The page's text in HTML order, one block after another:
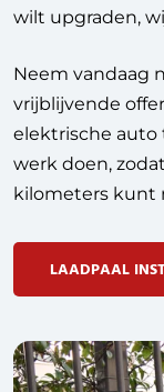
wilt upgraden,
Neem vandaag
vrijblijvende
elektrische auto
werk doen,
kilometers kunt
LAADPAAL